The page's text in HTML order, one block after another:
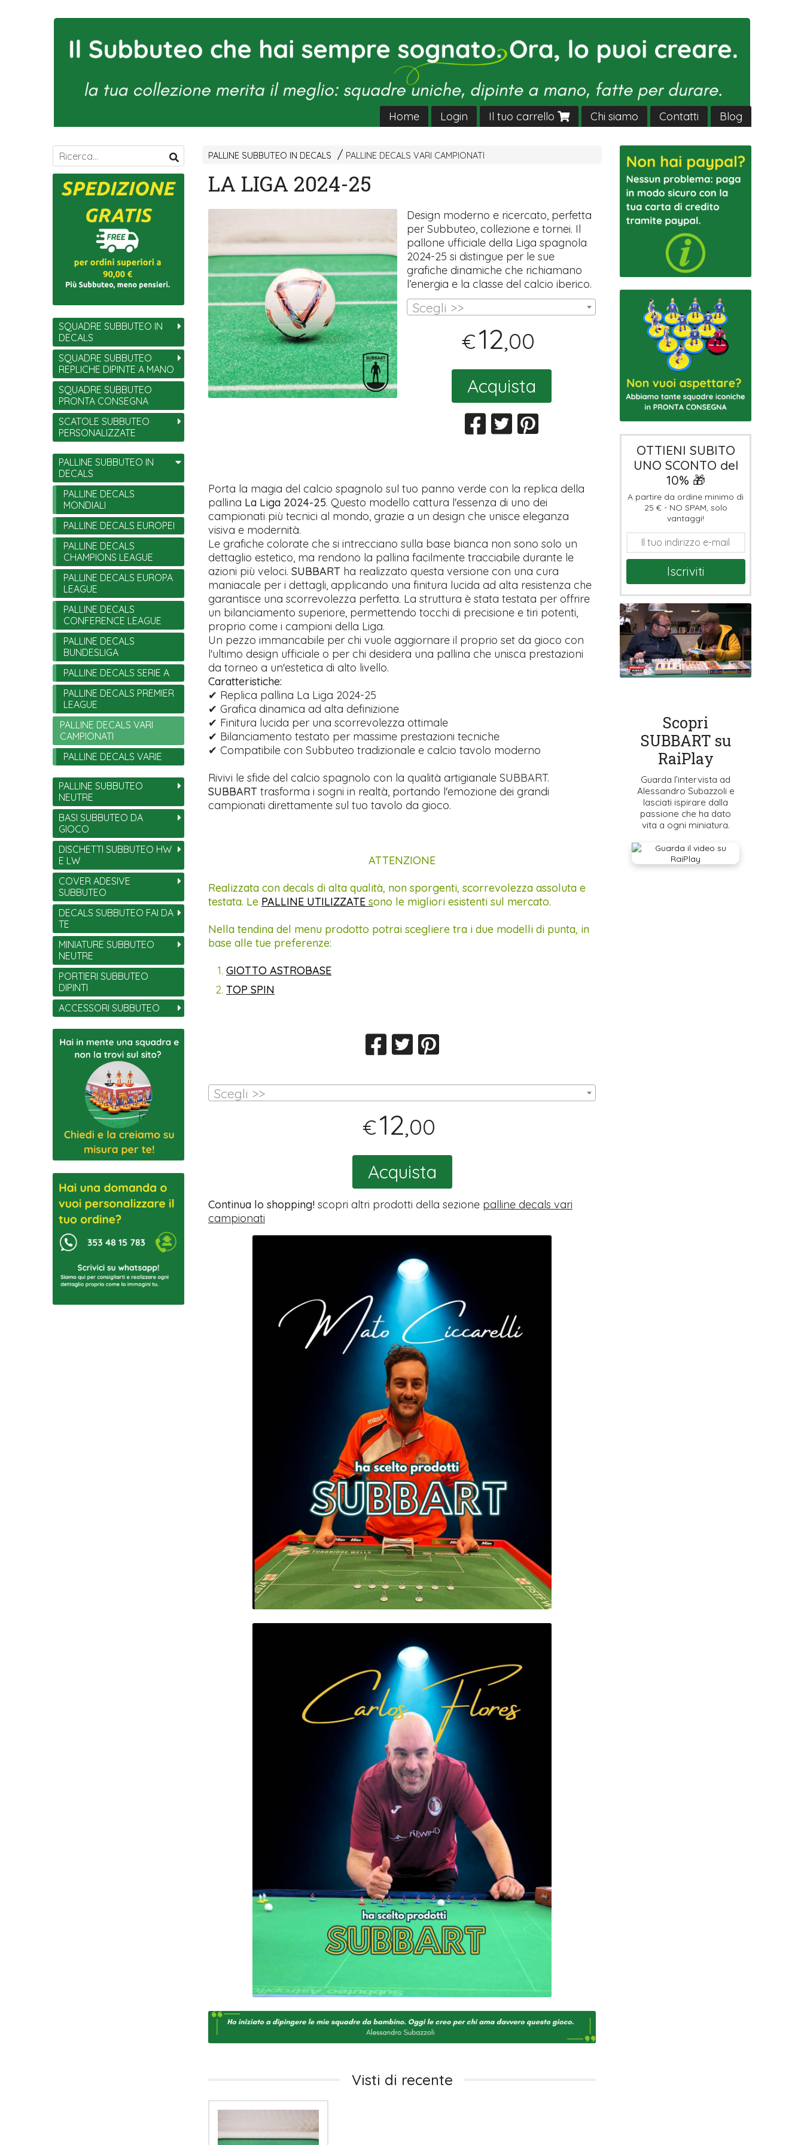
Home Login Il tuo carrello Chi siamo Contatti Blog
PALLINE SUBBUTEO IN DECALS PALLINE DECALS VARI CAMPIONATI
LA LIGA 2024-25
Design moderno e ricercato, perfetta
per Subbuteo, collezione e tornei. Il
pallone ufficiale della Liga spagnola
2024-25 si distingue per le sue
grafiche dinamiche che richiamano
l’energia e la classe del calcio iberico.
Scegli >>
€12,00
Acquista
Porta la magia del calcio spagnolo sul tuo panno verde con la replica della
pallina La Liga 2024-25. Questo modello cattura l'essenza di uno dei
campionati più tecnici al mondo, grazie a un design che unisce eleganza
visiva e modernità.
Le grafiche colorate che si intrecciano sulla base bianca non sono solo un
dettaglio estetico, ma rendono la pallina facilmente tracciabile durante le
azioni più veloci. SUBBARTha realizzato questa versione con una cura
maniacale per i dettagli, applicando una finitura lucida ad alta resistenza che
garantisce una scorrevolezza perfetta. La struttura è stata testata per offrire
un bilanciamento superiore, permettendo tocchi di precisione e tiri potenti,
proprio come i campioni della Liga.
Un pezzo immancabile per chi vuole aggiornare il proprio set da gioco con
l'ultimo design ufficiale o per chi desidera una pallina che unisca prestazioni
da torneo a un'estetica di alto livello.
Caratteristiche:
✔ Replica pallina La Liga 2024-25
✔ Grafica dinamica ad alta definizione
✔ Finitura lucida per una scorrevolezza ottimale
✔ Bilanciamento testato per massime prestazioni tecniche
✔ Compatibile con Subbuteo tradizionale e calcio tavolo moderno
Rivivi le sfide del calcio spagnolo con la qualità artigianale SUBBART.
SUBBARTtrasforma i sogni in realtà, portando l'emozione dei grandi
campionati direttamente sul tuo tavolo da gioco.
ATTENZIONE
Realizzata con decals di alta qualità, non sporgenti, scorrevolezza assoluta e
testata. Le PALLINE UTILIZZATEsono le migliori esistenti sul mercato.
Nella tendina del menu prodotto potrai scegliere tra i due modelli di punta, in
base alle tue preferenze:
GIOTTO ASTROBASE
TOP SPIN
Scegli >>
€12,00
Acquista
Continua lo shopping!scopri altri prodotti della sezione palline decals vari
campionati
Visti di recente
SQUADRE SUBBUTEO IN
DECALS
SQUADRE SUBBUTEO
REPLICHE DIPINTE A MANO
SQUADRE SUBBUTEO
PRONTA CONSEGNA
SCATOLE SUBBUTEO
PERSONALIZZATE
PALLINE SUBBUTEO IN
DECALS
PALLINE DECALS
MONDIALI
PALLINE DECALS EUROPEI
PALLINE DECALS
CHAMPIONS LEAGUE
PALLINE DECALS EUROPA
LEAGUE
PALLINE DECALS
CONFERENCE LEAGUE
PALLINE DECALS
BUNDESLIGA
PALLINE DECALS SERIE A
PALLINE DECALS PREMIER
LEAGUE
PALLINE DECALS VARI
CAMPIONATI
PALLINE DECALS VARIE
PALLINE SUBBUTEO
NEUTRE
BASI SUBBUTEO DA
GIOCO
DISCHETTI SUBBUTEO HW
E LW
COVER ADESIVE
SUBBUTEO
DECALS SUBBUTEO FAI DA
TE
MINIATURE SUBBUTEO
NEUTRE
PORTIERI SUBBUTEO
DIPINTI
ACCESSORI SUBBUTEO
OTTIENI SUBITO
UNO SCONTO del
10% 🎁
A partire da ordine minimo di
25 € - NO SPAM, solo
vantaggi!
Iscriviti
Scopri
SUBBART su
RaiPlay
Guarda l’intervista ad
Alessandro Subazzoli e
lasciati ispirare dalla
passione che ha dato
vita a ogni miniatura.